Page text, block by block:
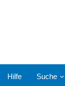
Hilfe Suche